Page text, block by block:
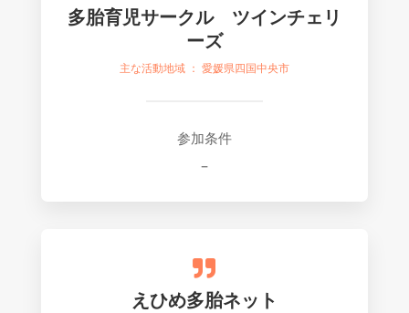
多胎育児サークル ツインチェリ
ーズ
主な活動地域 ： 愛媛県四国中央市
参加条件
–

えひめ多胎ネット